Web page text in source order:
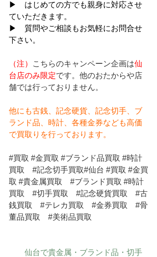
▶　はじめての方でも親身に対応させ
ていただきます。
▶　質問やご相談もお気軽にお問合せ
下さい。
（注） こちらのキャンペーン企画は仙
台店のみ限定です。他のおたからや店
舗では行っておりません。
他にも古銭、記念硬貨、記念切手、ブ
ランド品、時計、各種金券なども高価
で買取りを行っております。
#買取 #金買取 #ブランド品買取 #時計
買取
#記念切手買取#仙台 #買取 #金買
取 #貴金属買取 #ブランド買取 #時計
買取
#切手買取 #記念硬貨買取
#古
銭買取
#テレカ買取 #金券買取
#骨
董品買取
#美術品買取
仙台で貴金属・ブランド品・切手